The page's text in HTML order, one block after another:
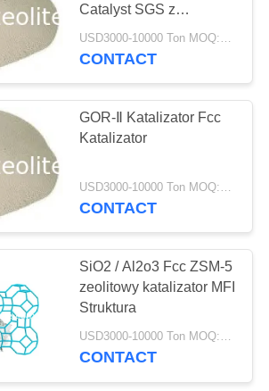
Catalyst SGS z
certyfikatem ISO
CONTACT
GOR-Ⅱ Katalizator Fcc
Katalizator
USD3000-10000 Ton MOQ:1 szt
CONTACT
SiO2 / Al2o3 Fcc ZSM-5
zeolitowy katalizator MFI
Struktura
USD3000-10000 Ton MOQ:1 KG
CONTACT